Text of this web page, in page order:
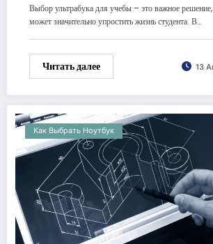
Выбор ультрабука для учебы – это важное
может значительно упростить жизнь студента. В…
Читать далее 13
Как Выбрать Ноутбук